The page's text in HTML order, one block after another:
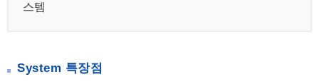
스템
System 특장점